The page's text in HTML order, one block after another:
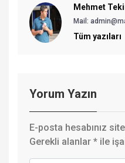
Mehmet
Mail:
Tüm yazıları
Yorum Yazın
E-posta hesabınız
Gerekli alanlar * ile